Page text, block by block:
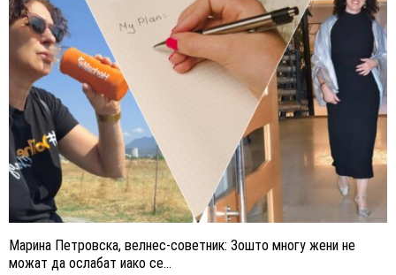
Марина Петровска, велнес-советник: Зошто многу жени не
можат да ослабат иако се...